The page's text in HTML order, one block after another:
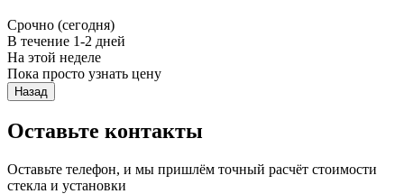
Срочно (сегодня)
В течение 1-2 дней
На этой неделе
Пока просто узнать цену
Назад
Оставьте контакты
Оставьте телефон, и мы пришлём точный расчёт стоимости
стекла и установки